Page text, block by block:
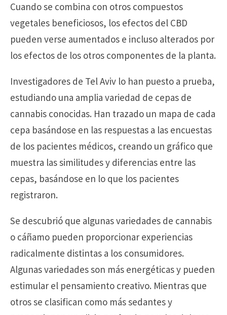
Cuando se combina con otros compuestos
vegetales beneficiosos, los efectos del CBD
pueden verse aumentados e incluso alterados por
los efectos de los otros componentes de la planta.
Investigadores de Tel Aviv lo han puesto a prueba,
estudiando una amplia variedad de cepas de
cannabis conocidas. Han trazado un mapa de cada
cepa basándose en las respuestas a las encuestas
de los pacientes médicos, creando un gráfico que
muestra las similitudes y diferencias entre las
cepas, basándose en lo que los pacientes
registraron.
Se descubrió que algunas variedades de cannabis
o cáñamo pueden proporcionar experiencias
radicalmente distintas a los consumidores.
Algunas variedades son más energéticas y pueden
estimular el pensamiento creativo. Mientras que
otros se clasifican como más sedantes y